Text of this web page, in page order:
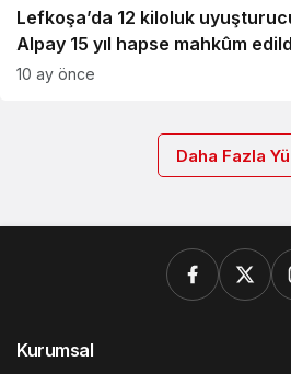
Lefkoşa’da 12 kiloluk
Alpay 15 yıl hapse mahkûm
10 ay önce
Daha Fazla
Kurumsal